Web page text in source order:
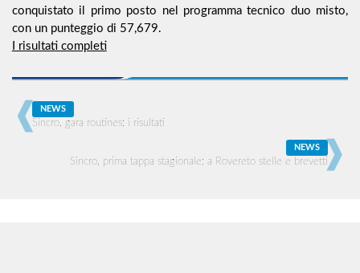
conquistato il primo posto nel programma tecnico duo misto,
con un punteggio di 57,679.
I risultati completi
NEWS
Sincro, gara routines: i risultati
NEWS
Sincro, prima tappa stagionale: a Rovereto stelle e brevetti